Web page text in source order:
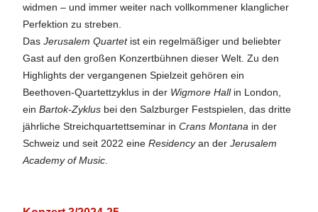
widmen – und immer weiter nach vollkommener klanglicher
Perfektion zu streben.
Das Jerusalem Quartetist ein regelmäßiger und beliebter
Gast auf den großen Konzertbühnen dieser Welt. Zu den
Highlights der vergangenen Spielzeit gehören ein
Beethoven-Quartettzyklus in der Wigmore Hallin London,
ein Bartok-Zyklus bei den Salzburger Festspielen, das dritte
jährliche Streichquartettseminar in Crans Montana in der
Schweiz und seit 2022 eine Residencyan der Jerusalem
Academy of Music